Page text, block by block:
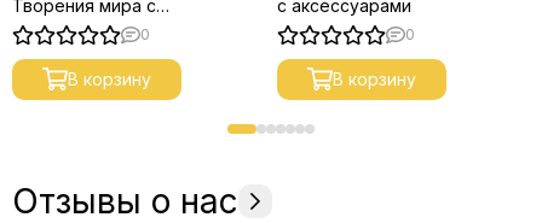
Ёлкадля тандыра
Казанузбекский 12 литров
Подказанник
Шумовка
Творения мира с
аксессуарами 0
В корзину
с аксессуарами
0
В корзину
Отзывы о нас